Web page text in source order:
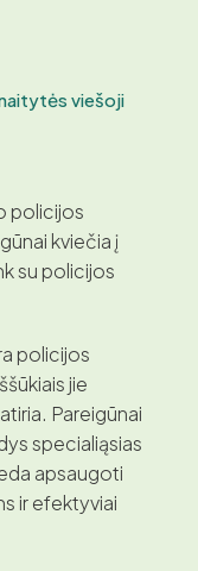
viešoji
policijos
kviečia į
su policijos
policijos
jie
Pareigūnai
specialiąsias
apsaugoti
ir efektyviai